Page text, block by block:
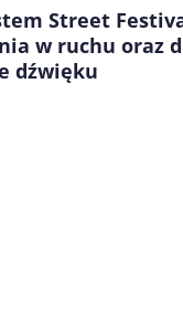
Street
w ruchu oraz
dźwięku